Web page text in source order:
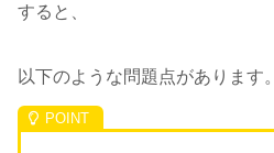
すると、
以下のような問題点があります。